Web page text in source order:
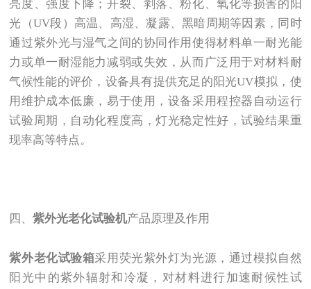
亮度、强度下降；开裂、剥落、粉化、氧化等损害的阳
光（UV段）高温、高湿、凝露、黑暗周期等因素，同时
通过紫外光与湿气之间的协同作用使得材料单一耐光能
力或单一耐湿能力减弱或失效，从而广泛用于对材料耐
气候性能的评价，设备具有提供充足的阳光UV模拟，使
用维护成本低廉，易于使用，设备采用程控器自动运行
试验周期，自动化程度高，灯光稳定性好，试验结果重
现率高等特点。
四、紫外光老化试验机产品原理及作用
紫外老化试验箱采用荧光紫外灯为光源，通过模拟自然
阳光中的紫外辐射和冷凝，对材料进行加速耐候性试